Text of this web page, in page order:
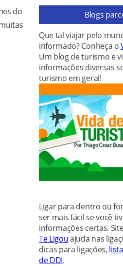
do
Blogs
Que tal viajar pelo
informado? Conheça o
Um blog de turismo e
informações diversas
turismo em geral!
Ligar para dentro ou
ser mais fácil se você
informações certas.
Te Ligouajuda nas
dicas para ligações,
de DDI.